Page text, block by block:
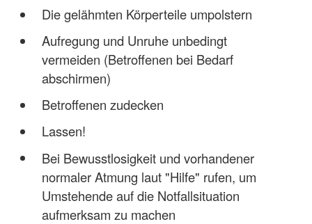
Die gelähmten Körperteile umpolstern
Aufregung und Unruhe unbedingt
vermeiden (Betroffenen bei Bedarf
abschirmen)
Betroffenen zudecken
Lassen!
Bei Bewusstlosigkeit und vorhandener
normaler Atmung laut "Hilfe" rufen, um
Umstehende auf die Notfallsituation
aufmerksam zu machen